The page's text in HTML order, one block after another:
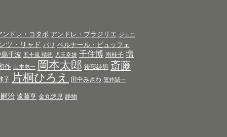
ンドレ・コタボ アンドレ・ブラジリエ ジェニ
ツ・リャド パリ ベルナール・ビュッフェ
島千波 五十嵐 晴徳 児玉幸雄 千住博 南桂子 増
作 山本彪一 岡本太郎 後藤純男 斎藤
子 片桐ひろえ 田中みぎわ 笠井誠一
治 遠藤亨 金丸悠児 静物